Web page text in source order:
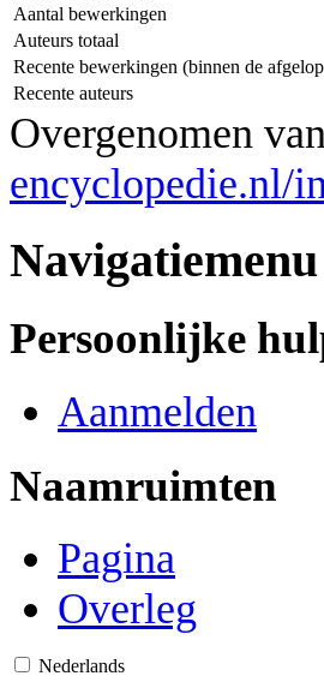
Aantal bewerkingen
Auteurs totaal
Recente bewerkingen (binnen de
Recente auteurs
Overgenomen
encyclopedie.nl/
Navigatiemenu
Persoonlijke
Aanmelden
Naamruimten
Pagina
Overleg
Nederlands